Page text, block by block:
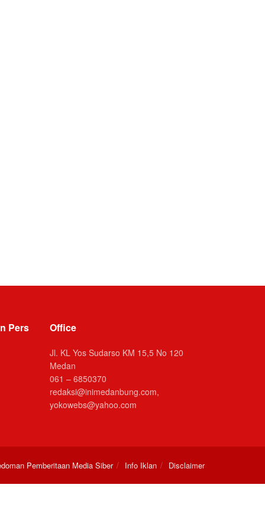
Pers
Office
Jl. KL Yos Sudarso KM 15,5 No 120
Medan
061 – 6850370
redaksi@inimedanbung.com,
yokowebs@yahoo.com
Pemberitaan Media Siber Info Iklan Disclaimer